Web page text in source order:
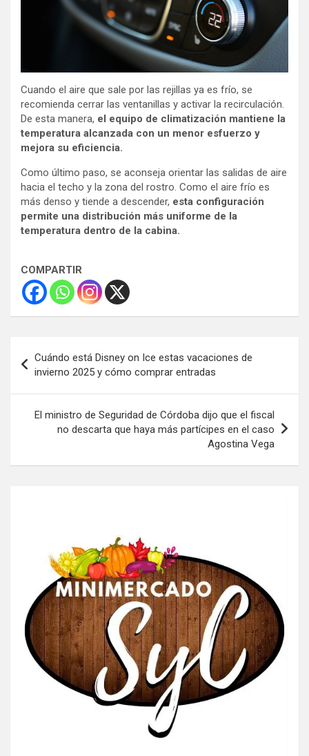
Cuando el aire que sale por las rejillas ya es frío, se
recomienda cerrar las ventanillas y activar la recirculación.
De esta manera, el equipo de climatización mantiene la
temperatura alcanzada con un menor esfuerzo y
mejora su eficiencia.
Como último paso, se aconseja orientar las salidas de aire
hacia el techo y la zona del rostro. Como el aire frío es
más denso y tiende a descender, esta configuración
permite una distribución más uniforme de la
temperatura dentro de la cabina.
COMPARTIR
de
entradas
Cuándo está Disney on Ice estas vacaciones de
invierno 2025 y cómo comprar entradas
El ministro de Seguridad de Córdoba dijo que el fiscal
no descarta que haya más partícipes en el caso
Agostina Vega